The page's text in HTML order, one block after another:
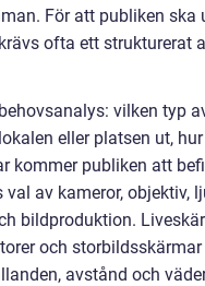
För att publiken ska
ofta ett strukturerat
vilken typ
eller platsen ut,
kommer publiken att
val av kameror, objektiv,
bildproduktion.
och
avstånd och